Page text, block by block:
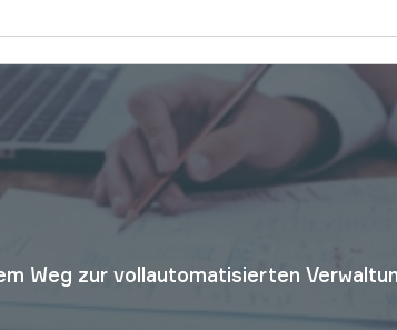
Weg zur vollautomatisierten